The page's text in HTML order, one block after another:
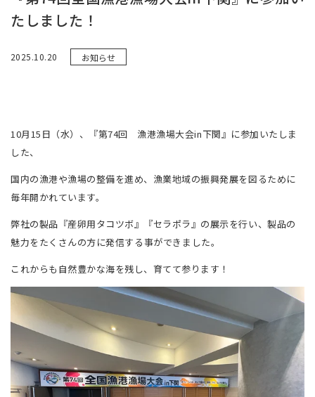
たしました！
2025.10.20 お知らせ
10月15 日（水）、『第74回 漁港漁場大会in下関』に参加いたしま
した、
国内の漁港や漁場の整備を進め、漁業地域の振興発展を図るために
毎年開かれています。
弊社の製品『産卵用タコツボ』『セラポラ』の展示を行い、製品の
魅力をたくさんの方に発信する事ができました。
これからも自然豊かな海を残し、育てて参ります！